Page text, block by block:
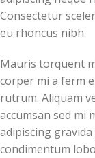
Consectetur
eu rhoncus nibh.
Mauris torquent
corper mi a ferm
rutrum. Aliquam
accumsan sed mi
adipiscing
condimentum